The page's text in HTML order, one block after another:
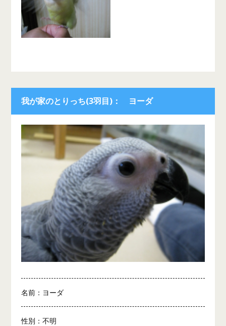
我が家のとりっち(3羽目)： ヨーダ
名前：ヨーダ
性別：不明